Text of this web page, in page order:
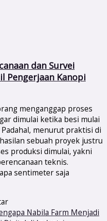
dan Survei
Pengerjaan Kanopi
menganggap proses
dimulai ketika besi mulai
menurut praktisi di
sebuah proyek justru
produksi dimulai, yakni
teknis.
sentimeter saja